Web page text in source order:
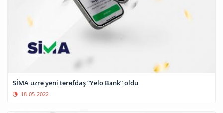
SİMA üzrə yeni tərəfdaş “Yelo Bank” oldu
18-05-2022